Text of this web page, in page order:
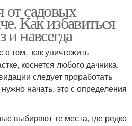
от садовых
Как избавиться
и навсегда
о том, как уничтожить
коснется любого дачника.
следует проработать
начать, это с определения
выбирают те места, где редко